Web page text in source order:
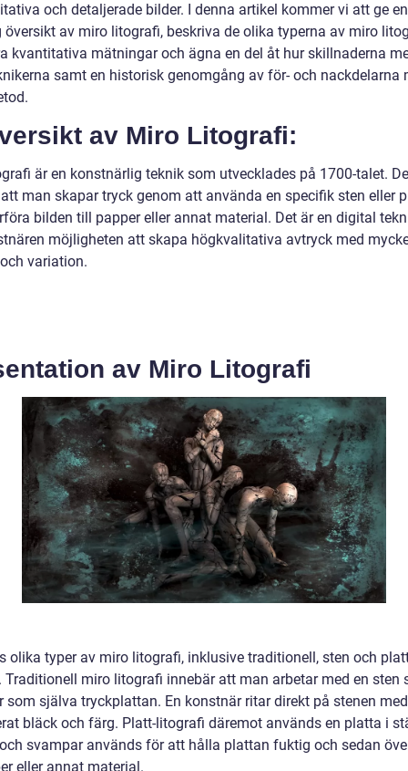
och detaljerade bilder. I denna artikel kommer vi att ge en
översikt av miro litografi, beskriva de olika typerna av miro
kvantitativa mätningar och ägna en del åt hur skillnaderna
samt en historisk genomgång av för- och nackdelarna
av Miro Litografi:
är en konstnärlig teknik som utvecklades på 1700-talet.
man skapar tryck genom att använda en specifik sten eller
bilden till papper eller annat material. Det är en digital
möjligheten att skapa högkvalitativa avtryck med
variation.
av Miro Litografi
olika typer av miro litografi, inklusive traditionell, sten och
Traditionell miro litografi innebär att man arbetar med en sten
som själva tryckplattan. En konstnär ritar direkt på stenen med
bläck och färg. Platt-litografi däremot används en platta i
svampar används för att hålla plattan fuktig och sedan
eller annat material.